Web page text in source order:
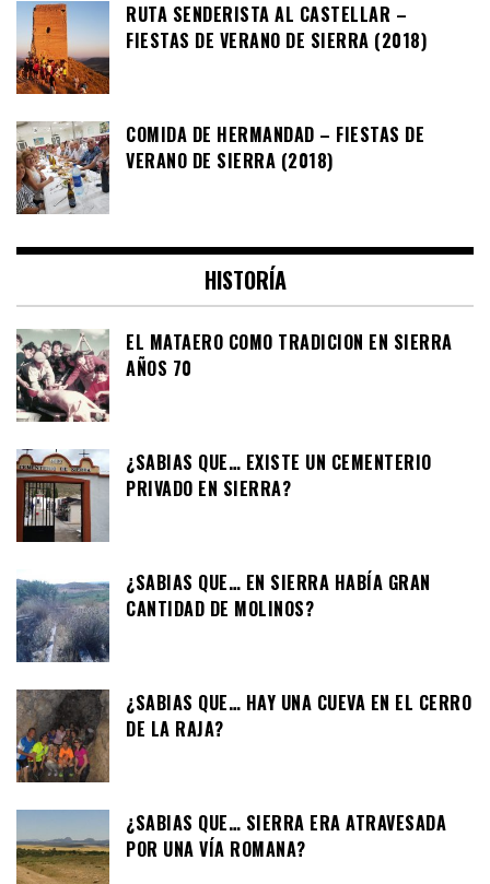
RUTA SENDERISTA AL CASTELLAR –
FIESTAS DE VERANO DE SIERRA (2018)
COMIDA DE HERMANDAD – FIESTAS DE
VERANO DE SIERRA (2018)
HISTORÍA
EL MATAERO COMO TRADICION EN SIERRA
AÑOS 70
¿SABIAS QUE… EXISTE UN CEMENTERIO
PRIVADO EN SIERRA?
¿SABIAS QUE… EN SIERRA HABÍA GRAN
CANTIDAD DE MOLINOS?
¿SABIAS QUE… HAY UNA CUEVA EN EL CERRO
DE LA RAJA?
¿SABIAS QUE… SIERRA ERA ATRAVESADA
POR UNA VÍA ROMANA?